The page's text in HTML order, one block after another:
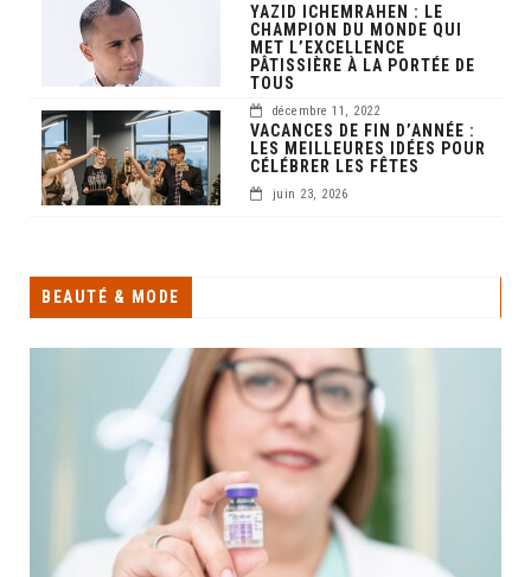
YAZID ICHEMRAHEN : LE
CHAMPION DU MONDE QUI
MET L’EXCELLENCE
PÂTISSIÈRE À LA PORTÉE DE
TOUS
décembre 11, 2022
VACANCES DE FIN D’ANNÉE :
LES MEILLEURES IDÉES POUR
CÉLÉBRER LES FÊTES
juin 23, 2026
BEAUTÉ & MODE